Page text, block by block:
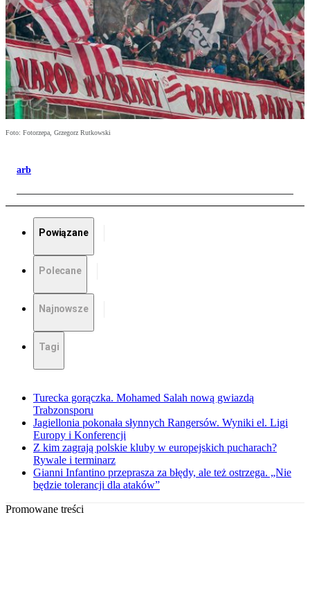
Foto: Fotorzepa, Grzegorz Rutkowski
arb
Powiązane
Polecane
Najnowsze
Tagi
Turecka gorączka. Mohamed Salah nową gwiazdą
Trabzonsporu
Jagiellonia pokonała słynnych Rangersów. Wyniki el. Ligi
Europy i Konferencji
Z kim zagrają polskie kluby w europejskich pucharach?
Rywale i terminarz
Gianni Infantino przeprasza za błędy, ale też ostrzega. „Nie
będzie tolerancji dla ataków”
Promowane treści